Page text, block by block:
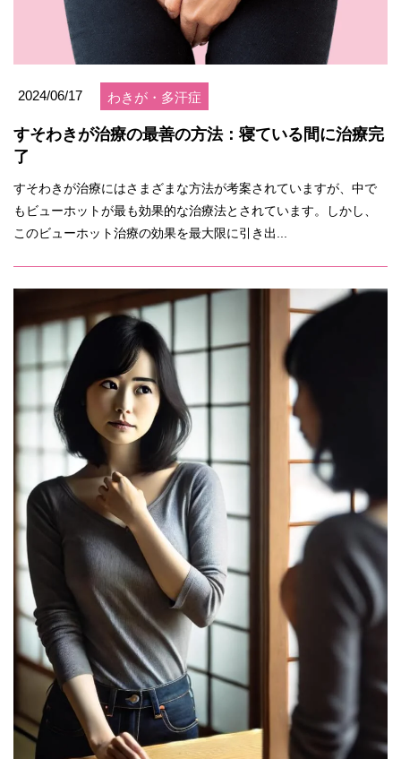
2024/06/17 わきが・多汗症
すそわきが治療の最善の方法：寝ている間に治療完
了
すそわきが治療にはさまざまな方法が考案されていますが、中で
もビューホットが最も効果的な治療法とされています。しかし、
このビューホット治療の効果を最大限に引き出...